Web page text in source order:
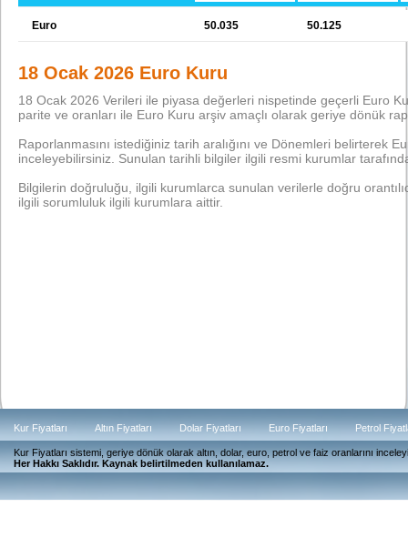
Euro 50.035 50.125
18 Ocak 2026 Euro Kuru
18 Ocak 2026 Verileri ile piyasa değerleri nispetinde geçerli Euro
parite ve oranları ile Euro Kuru arşiv amaçlı olarak geriye dönük
Raporlanmasını istediğiniz tarih aralığını ve Dönemleri belirterek
inceleyebilirsiniz. Sunulan tarihli bilgiler ilgili resmi kurumlar
Bilgilerin doğruluğu, ilgili kurumlarca sunulan verilerle doğru
ilgili sorumluluk ilgili kurumlara aittir.
Güncel
Kur Fiyatları Altın Fiyatları Dolar Fiyatları Euro Fiyatları Petrol
Kur Fiyatları sistemi, geriye dönük olarak altın, dolar, euro, petrol ve faiz oranlarını
Her Hakkı Saklıdır. Kaynak belirtilmeden kullanılamaz.